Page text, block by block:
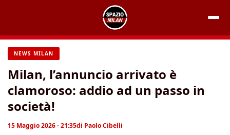
contenuto
NEWS MILAN
Milan, l’annuncio arrivato è
clamoroso: addio ad un passo in
società!
15 Maggio 2026 - 21:35di Paolo Cibelli